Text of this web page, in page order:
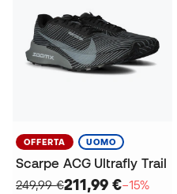
OFFERTA UOMO
Scarpe ACG Ultrafly Trail
249,99 €211,99 €−15%